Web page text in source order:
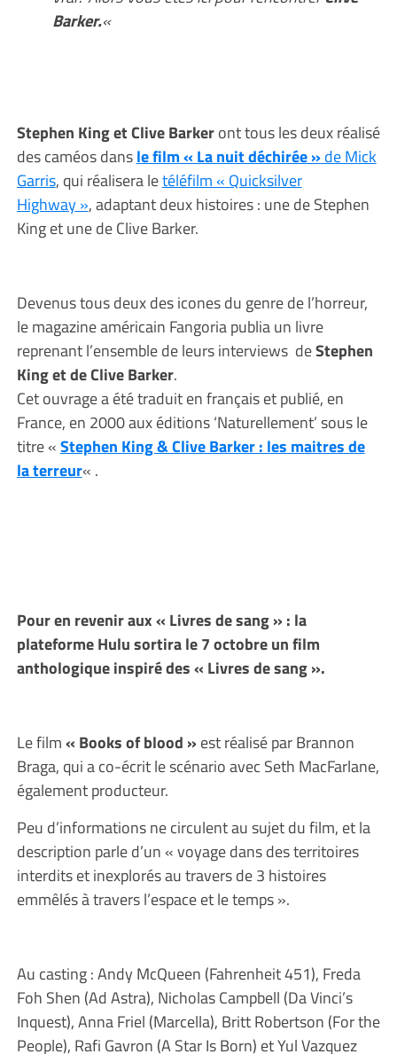
Barker.«
Stephen King et Clive Barkeront tous les deux réalisé
des caméos dansle film « La nuit déchirée »de Mick
Garris, qui réalisera letéléfilm « Quicksilver
Highway », adaptant deux histoires : une de Stephen
King et une de Clive Barker.
Devenus tous deux des icones du genre de l’horreur,
le magazine américain Fangoria publia un livre
reprenant l’ensemble de leurs interviews deStephen
King et de Clive Barker.
Cet ouvrage a été traduit en français et publié, en
France, en 2000 aux éditions ‘Naturellement’ sous le
titre «Stephen King & Clive Barker : les maitres de
la terreur« .
Pour en revenir aux « Livres de sang » : la
plateforme Hulu sortira le 7 octobre un film
anthologique inspiré des « Livres de sang ».
Le film« Books of blood » est réalisé par Brannon
Braga, qui a co-écrit le scénario avec Seth MacFarlane,
également producteur.
Peu d’informations ne circulent au sujet du film, et la
description parle d’un « voyage dans des territoires
interdits et inexplorés au travers de 3 histoires
emmêlés à travers l’espace et le temps ».
Au casting : Andy McQueen (Fahrenheit 451), Freda
Foh Shen (Ad Astra), Nicholas Campbell (Da Vinci’s
Inquest), Anna Friel (Marcella), Britt Robertson (For the
People), Rafi Gavron (A Star Is Born) et Yul Vazquez